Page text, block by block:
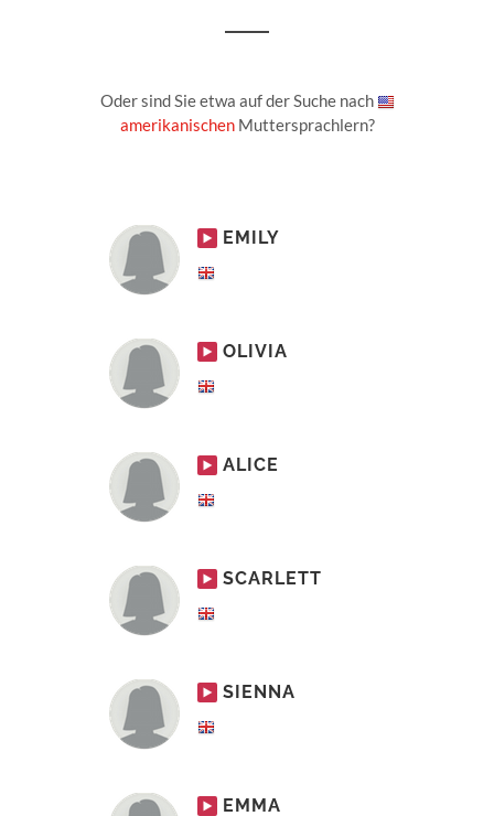
Oder sind Sie etwa auf der Suche nach
amerikanischenMuttersprachlern?
EMILY
OLIVIA
ALICE
SCARLETT
SIENNA
EMMA